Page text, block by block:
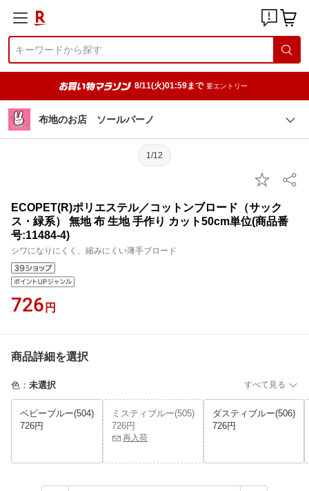
8/11(火)01:59まで 要エントリー
布地のお店 ソールパーノ
1/12
ECOPET(R)ポリエステル／コットンブロード（サック
ス・緑系） 無地 布 生地 手作り カット50cm単位(商品番
号:11484-4)
シワになりにくく、縮みにくい薄手ブロード
726 円
商品詳細を選択
色 ： 未選択 すべて見る
ベビーブルー(504)
726円
ミスティブルー(505)
726円
再入荷
ダスティブルー(506)
726円